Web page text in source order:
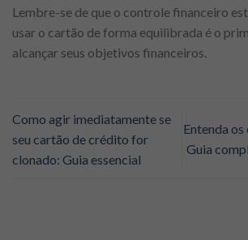
Lembre-se de que o controle financeiro
usar o cartão de forma equilibrada é o
alcançar seus objetivos financeiros.
Como agir imediatamente se
seu cartão de crédito for
clonado: Guia essencial
Entenda
Guia